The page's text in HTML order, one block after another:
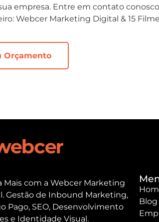
empresa. Entre em contato
Webcer Marketing Digital & 15
Orçamento
Mais com a Webcer Marketing
Gestão de Inbound Marketing,
Pago, SEO, Desenvolvimento
e Identidade Visual.
Blog